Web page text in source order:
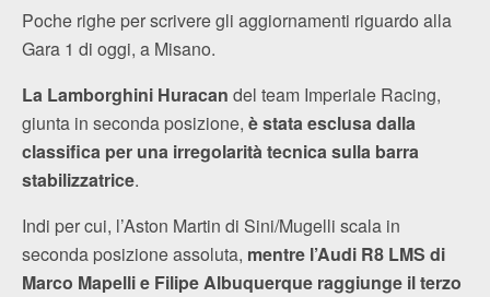
Poche righe per scrivere gli aggiornamenti riguardo alla
Gara 1 di oggi, a Misano.
La Lamborghini Huracan del team Imperiale Racing,
giunta in seconda posizione, è stata esclusa dalla
classifica per una irregolarità tecnica sulla barra
stabilizzatrice.
Indi per cui, l’Aston Martin di Sini/Mugelli scala in
seconda posizione assoluta, mentre l’Audi R8 LMS di
Marco Mapelli e Filipe Albuquerque raggiunge il terzo